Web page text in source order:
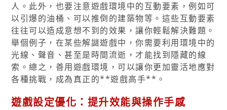
人。此外，也要注意遊戲環境中的互動要素，例如可
以引爆的油桶、可以推倒的建築物等。這些互動要素
往往可以造成意想不到的效果，讓你輕鬆解決難題。
舉個例子，在某些解謎遊戲中，你需要利用環境中的
光線、聲音、甚至是時間流逝，才能找到隱藏的線
索。總之，善用遊戲環境，可以讓你更加靈活地應對
各種挑戰，成為真正的**遊戲高手**。
遊戲設定優化：提升效能與操作手感